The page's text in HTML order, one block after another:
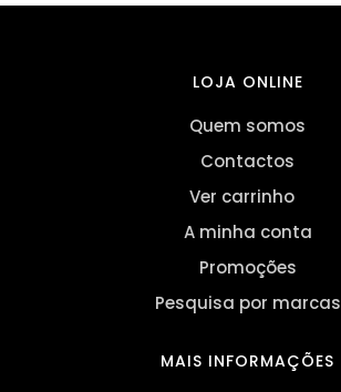
LOJA ONLINE
Quem somos
Contactos
Ver carrinho
A minha conta
Promoções
Pesquisa por marcas
MAIS INFORMAÇÕES